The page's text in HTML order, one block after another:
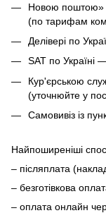
Новою поштою»
(по тарифам
Делівері по
SAT по Україні
Кур'єрською
(уточнюйте у
Самовивіз із
Найпоширеніші
– післяплата
– безготівкова
– оплата онлайн